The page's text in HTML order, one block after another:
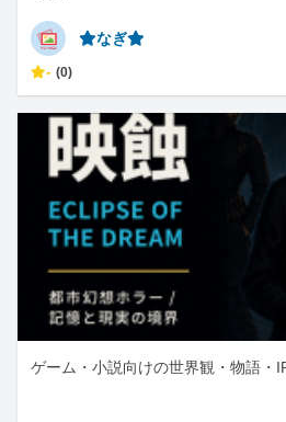
⭐︎なぎ⭐︎
- (0)
ゲーム・小説向けの世界観・物語・